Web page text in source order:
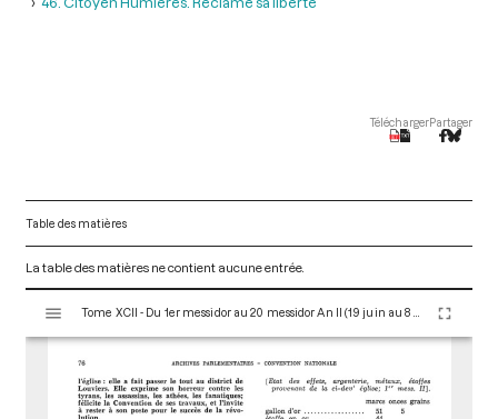
TéléchargerPartager
Table des matières
La table des matières ne contient aucune entrée.
s